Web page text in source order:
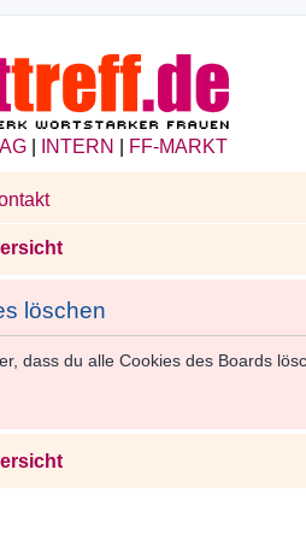
INTERN FF-MARKT
löschen
dass du alle Cookies des Boards